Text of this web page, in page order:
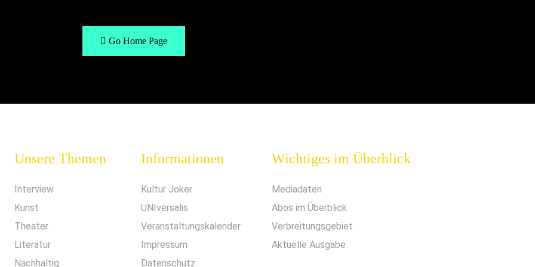
Go Home Page
Unsere Themen
Interview
Kunst
Theater
Literatur
Nachhaltig
Informationen
Kultur Joker
UNIversalis
Veranstaltungskalender
Impressum
Datenschutz
Wichtiges im Überblick
Mediadaten
Abos im Überblick
Verbreitungsgebiet
Aktuelle Ausgabe